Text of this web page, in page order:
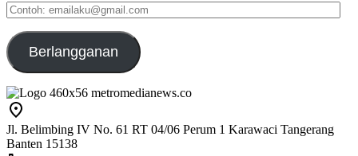
Contoh:
emailaku@gmail.com
Berlangganan
Jl. Belimbing IV No. 61 RT 04/06 Perum 1 Karawaci Tangerang
Banten 15138